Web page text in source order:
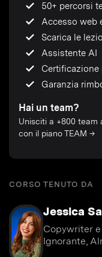
50+ percorsi
Accesso web
Scarica le
Assistente AI
Certificazione
Garanzia
Hai un team?
Unisciti a +800 team
con il piano TEAM →
CORSO TENUTO DA
Jessica
Copywriter
Ignorante,